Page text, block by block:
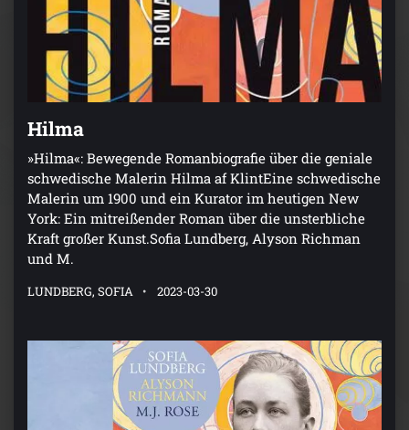
Hilma
»Hilma«: Bewegende Romanbiografie über die geniale
schwedische Malerin Hilma af KlintEine schwedische
Malerin um 1900 und ein Kurator im heutigen New
York: Ein mitreißender Roman über die unsterbliche
Kraft großer Kunst.Sofia Lundberg, Alyson Richman
und M.
LUNDBERG, SOFIA 2023-03-30